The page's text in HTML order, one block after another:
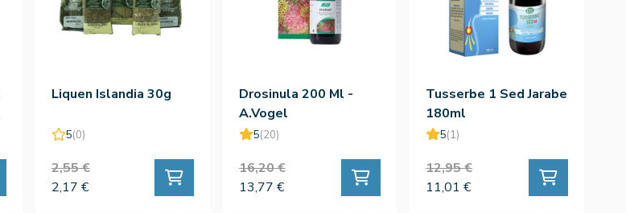
Liquen Islandia 30g
5(0)
2,55 €
2,17 €
Drosinula 200 Ml -
A.Vogel
5(20)
16,20 €
13,77 €
Tusserbe 1 Sed Jarabe
180ml
5(1)
12,95 €
11,01 €